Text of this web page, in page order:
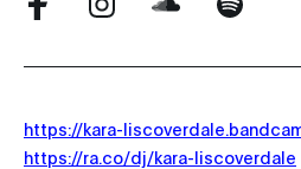
https://kara-
https://ra.co/dj/kara-liscoverdale